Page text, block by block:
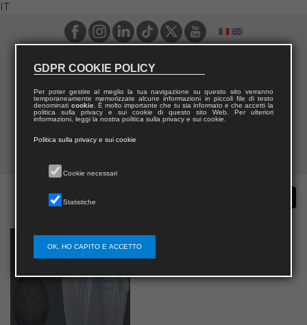
IT
GDPR COOKIE POLICY
Per poter gestire al meglio la tua navigazione su questo sito verranno
temporaneamente memorizzate alcune informazioni in piccoli file di testo
denominati cookie. È molto importante che tu sia informato e che accetti la
politica sulla privacy e sui cookie di questo sito Web. Per ulteriori
informazioni, leggi la nostra politica sulla privacy e sui cookie.
Politica sulla privacy e sui cookie
Cookie necessari
Statistiche
OK, HO CAPITO E ACCETTO